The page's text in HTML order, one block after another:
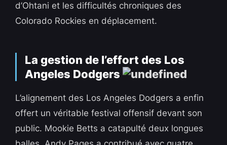
d’Ohtani et les difficultés chroniques des
Colorado Rockies en déplacement.
La gestion de l’effort des Los
Angeles Dodgers
L’alignement des Los Angeles Dodgers a enfin
offert un véritable festival offensif devant son
public. Mookie Betts a catapulté deux longues